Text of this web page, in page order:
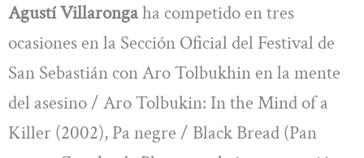
Agustí Villarongaha competido en tres
ocasiones en la Sección Oficial del Festival de
San Sebastián con Aro Tolbukhin en la mente
del asesino / Aro Tolbukin: In the Mind of a
Killer (2002), Pa negre / Black Bread (Pan